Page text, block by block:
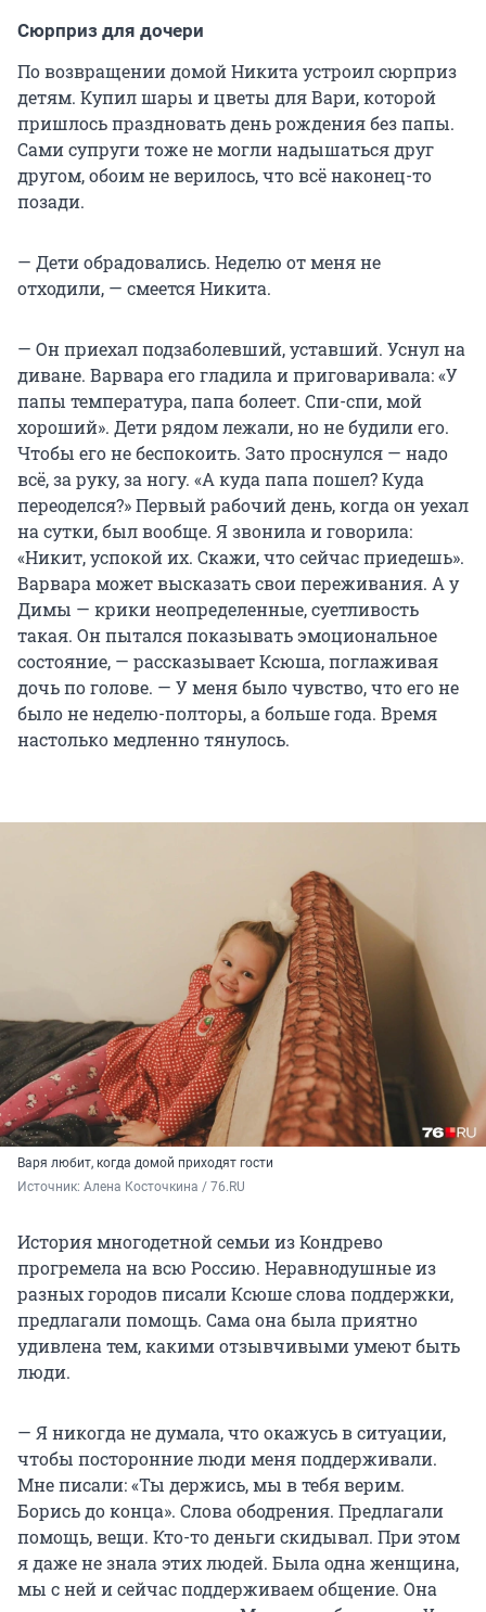
Сюрприз для дочери
По возвращении домой Никита устроил сюрприз
детям. Купил шары и цветы для Вари, которой
пришлось праздновать день рождения без папы.
Сами супруги тоже не могли надышаться друг
другом, обоим не верилось, что всё наконец-то
позади.
— Дети обрадовались. Неделю от меня не
отходили, — смеется Никита.
— Он приехал подзаболевший, уставший. Уснул на
диване. Варвара его гладила и приговаривала: «У
папы температура, папа болеет. Спи-спи, мой
хороший». Дети рядом лежали, но не будили его.
Чтобы его не беспокоить. Зато проснулся — надо
всё, за руку, за ногу. «А куда папа пошел? Куда
переоделся?» Первый рабочий день, когда он уехал
на сутки, был вообще. Я звонила и говорила:
«Никит, успокой их. Скажи, что сейчас приедешь».
Варвара может высказать свои переживания. А у
Димы — крики неопределенные, суетливость
такая. Он пытался показывать эмоциональное
состояние, — рассказывает Ксюша, поглаживая
дочь по голове. — У меня было чувство, что его не
было не неделю-полторы, а больше года. Время
настолько медленно тянулось.
Варя любит, когда домой приходят гости
Источник: Алена Косточкина / 76.RU
История многодетной семьи из Кондрево
прогремела на всю Россию. Неравнодушные из
разных городов писали Ксюше слова поддержки,
предлагали помощь. Сама она была приятно
удивлена тем, какими отзывчивыми умеют быть
люди.
— Я никогда не думала, что окажусь в ситуации,
чтобы посторонние люди меня поддерживали.
Мне писали: «Ты держись, мы в тебя верим.
Борись до конца». Слова ободрения. Предлагали
помощь, вещи. Кто-то деньги скидывал. При этом
я даже не знала этих людей. Была одна женщина,
мы с ней и сейчас поддерживаем общение. Она